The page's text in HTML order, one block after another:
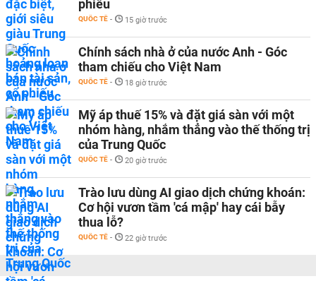
phiếu
QUỐC TẾ - 15 giờ trước
Chính sách nhà ở của nước Anh - Góc
tham chiếu cho Việt Nam
QUỐC TẾ - 18 giờ trước
Mỹ áp thuế 15% và đặt giá sàn với một
nhóm hàng, nhắm thẳng vào thế thống trị
của Trung Quốc
QUỐC TẾ - 20 giờ trước
Trào lưu dùng AI giao dịch chứng khoán:
Cơ hội vươn tầm 'cá mập' hay cái bẫy
thua lỗ?
QUỐC TẾ - 22 giờ trước